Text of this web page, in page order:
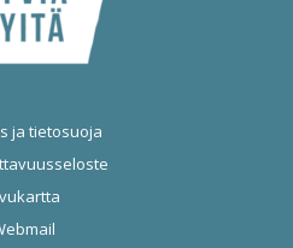
ja tietosuoja